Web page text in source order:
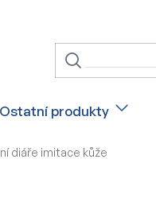
Ostatní produkty
diáře imitace kůže